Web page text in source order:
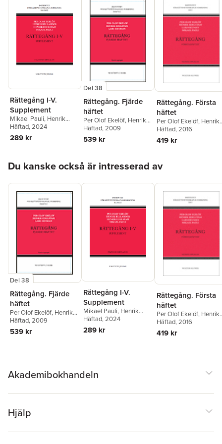
Rättegång I-V.
Supplement
Mikael Pauli, Henrik
Bellander,Per Olof
Ekelöf
Häftad, 2024
289 kr
Del 38
Rättegång. Fjärde
häftet
Per Olof Ekelöf, Henrik
Edelstam,Lars Heuman
Häftad, 2009
539 kr
Rättegång. Första
häftet
Per Olof Ekelöf, Henrik
Edelstam,Lars Heuman
Mikael Pauli
Häftad, 2016
419 kr
Du kanske också är intresserad av
Del 38
Rättegång. Fjärde
häftet
Per Olof Ekelöf, Henrik
Edelstam,Lars Heuman
Häftad, 2009
539 kr
Rättegång I-V.
Supplement
Mikael Pauli, Henrik
Bellander,Per Olof
Ekelöf
Häftad, 2024
289 kr
Rättegång. Första
häftet
Per Olof Ekelöf, Henrik
Edelstam,Lars Heuman
Mikael Pauli
Häftad, 2016
419 kr
Akademibokhandeln
Hjälp